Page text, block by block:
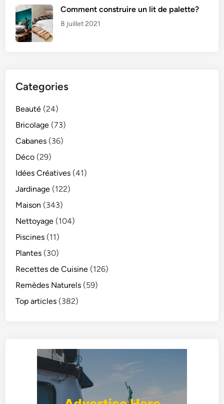
Comment construire un lit de palette?
8 juillet 2021
Categories
Beauté (24)
Bricolage (73)
Cabanes (36)
Déco (29)
Idées Créatives (41)
Jardinage (122)
Maison (343)
Nettoyage (104)
Piscines (11)
Plantes (30)
Recettes de Cuisine (126)
Remèdes Naturels (59)
Top articles (382)